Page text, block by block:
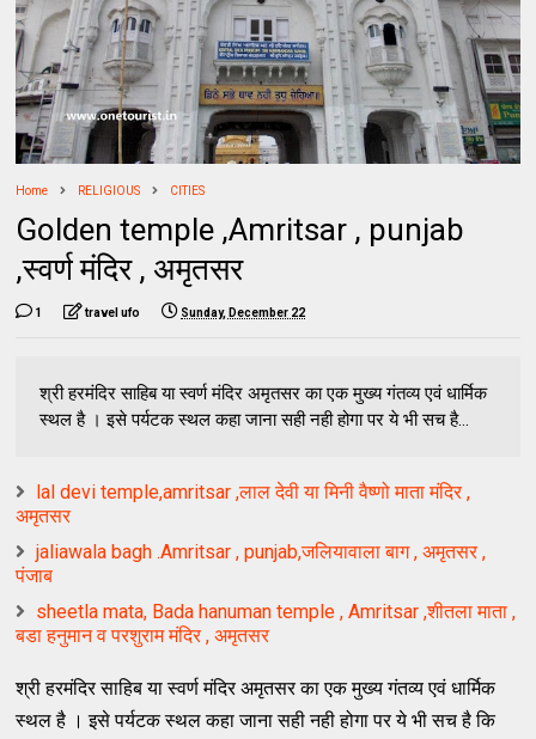
Home RELIGIOUS CITIES
Golden temple ,Amritsar , punjab
,स्वर्ण मंदिर , अमृतसर
1 travel ufo Sunday, December 22
श्री हर​मंदिर साहिब या स्वर्ण मंदिर अमृतसर का एक मुख्य गंतव्य एवं धार्मिक
स्थल है । इसे पर्यटक स्थल कहा जाना सही नही होगा पर ये भी सच है...
lal devi temple,amritsar ,लाल देवी या मिनी वैष्णो माता मंदिर ,
अमृतसर
jaliawala bagh .Amritsar , punjab,जलियावाला बाग , अमृतसर ,
पंजाब
sheetla mata, Bada hanuman temple , Amritsar ,शीतला माता ,
बडा हनुमान व परशुराम मंदिर , अमृतसर
श्री हर​मंदिर साहिब या स्वर्ण मंदिर अमृतसर का एक मुख्य गंतव्य एवं धार्मिक
स्थल है । इसे पर्यटक स्थल कहा जाना सही नही होगा पर ये भी सच है कि